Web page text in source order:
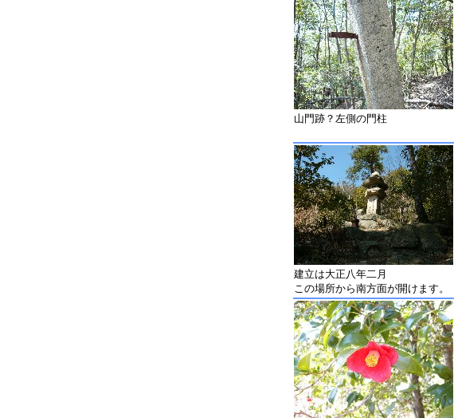
山門跡？左側の門柱
建立は大正八年二月
この場所から南方面が開けます。